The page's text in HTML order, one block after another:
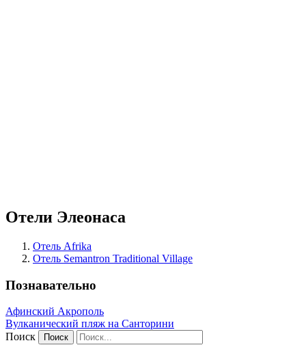
Отели Элеонаса
Отель Afrika
Отель Semantron Traditional Village
Познавательно
Афинский Акрополь
Вулканический пляж на Санторини
Поиск